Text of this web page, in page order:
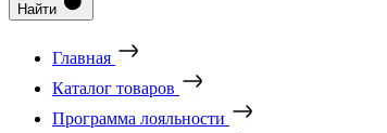
Найти
Главная
Каталог товаров
Программа лояльности